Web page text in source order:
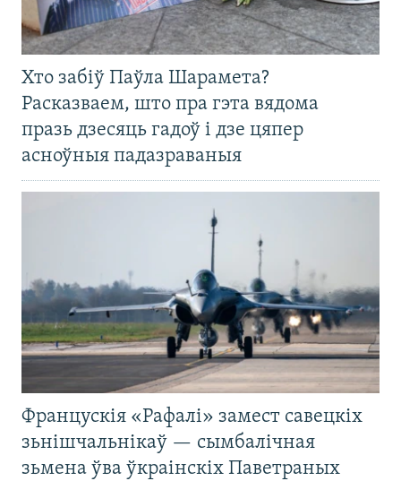
Хто забіў Паўла Шарамета?
Расказваем, што пра гэта вядома
празь дзесяць гадоў і дзе цяпер
асноўныя падазраваныя
Францускія «Рафалі» замест савецкіх
зьнішчальнікаў — сымбалічная
зьмена ўва ўкраінскіх Паветраных